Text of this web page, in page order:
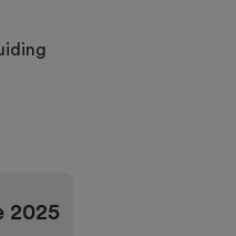
2025